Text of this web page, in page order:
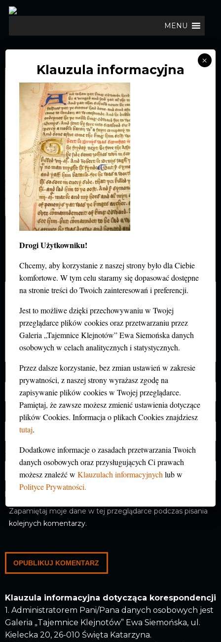
MENU
MANUSKRYPT
DODAJ KOMENTARZ
Twój adres e-mail nie zostanie opublikowany.
Wymagane pola są oznaczone
Komentarz*
E-mail*
Witryna internetowa
Zapamiętaj moje dane w tej przeglądarce podczas pisania
kolejnych komentarzy.
Klauzula informacyjna dotycząca korespondencji
1. Administratorem Pani/Pana danych osobowych jest
Galeria „Tajemnice Klejnotów” Ewa Siemońska, ul.
Kielecka 20, 26-010 Święta Katarzyna.
Klauzula informacyjna
Drogi Użytkowniku!
Chcemy, aby korzystanie z naszej strony było dla Ciebie
komfortowe. W tym celu staramy się dopasować dostępne
na stronie treści do Twoich zainteresowań i preferencji.
Jest to możliwe dzięki przechowywaniu w Twojej
przeglądarce plików cookies oraz przetwarzaniu przez
Galeria „Tajemnice Klejnotów” Ewa Siemońska danych
osobowych w celach analitycznych i statystycznych.
Przez dalsze korzystanie, bez zmian ustawień w zakresie
prywatności, z naszej strony wyrażasz zgodę na
zapisywanie plików cookies w Twojej przeglądarce.
Pamiętaj, że zawsze możesz zmienić ustawienia dotyczące
plików Cookies. Informacja o plikach Cookies znajdziesz
tutaj.
Dodatkowe informacje o zasadach przetwarzania Twoich
danych osobowych oraz przysługujących Ci prawach
możesz znaleźć wKlauzulach informacyjnych lub w
Polityce Prywatności.
×